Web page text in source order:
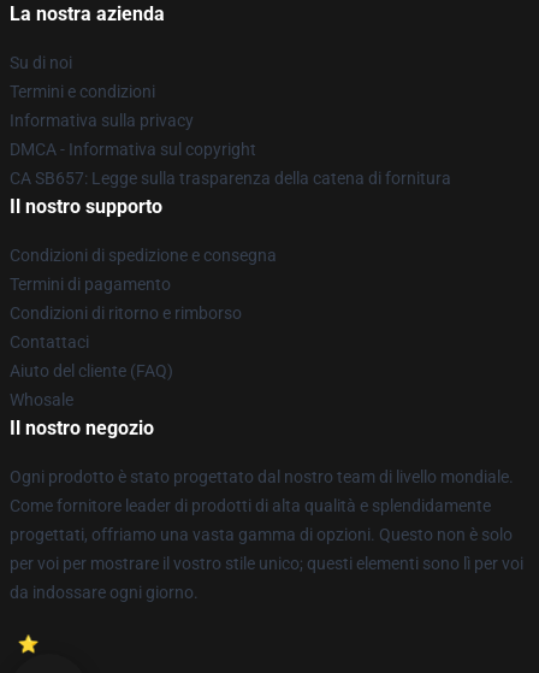
La nostra azienda
Su di noi
Termini e condizioni
Informativa sulla privacy
DMCA - Informativa sul copyright
CA SB657: Legge sulla trasparenza della catena di fornitura
Il nostro supporto
Condizioni di spedizione e consegna
Termini di pagamento
Condizioni di ritorno e rimborso
Contattaci
Aiuto del cliente (FAQ)
Whosale
Il nostro negozio
Ogni prodotto è stato progettato dal nostro team di livello mondiale.
Come fornitore leader di prodotti di alta qualità e splendidamente
progettati, offriamo una vasta gamma di opzioni. Questo non è solo
per voi per mostrare il vostro stile unico; questi elementi sono lì per voi
da indossare ogni giorno.